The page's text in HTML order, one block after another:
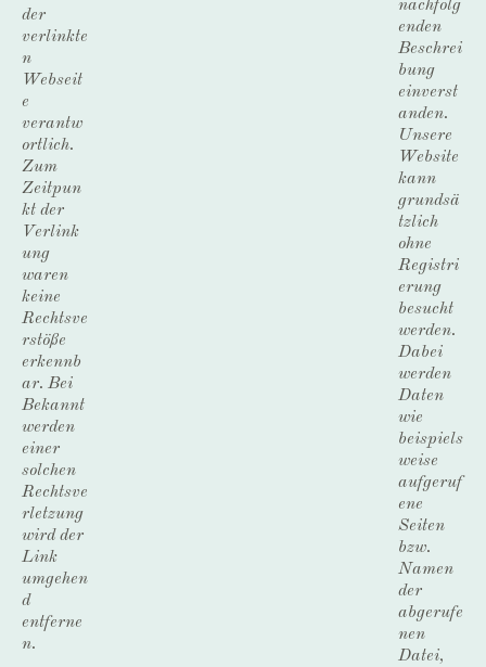
der
verlinkte
n
Webseit
e
verantw
ortlich.
Zum
Zeitpun
kt der
Verlink
ung
waren
keine
Rechtsve
rstöße
erkennb
ar. Bei
Bekannt
werden
einer
solchen
Rechtsve
rletzung
wird der
Link
umgehen
d
entferne
n.
nachfolg
enden
Beschrei
bung
einverst
anden.
Unsere
Website
kann
grundsä
tzlich
ohne
Registri
erung
besucht
werden.
Dabei
werden
Daten
wie
beispiels
weise
aufgeruf
ene
Seiten
bzw.
Namen
der
abgerufe
nen
Datei,